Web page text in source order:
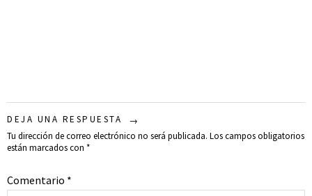
DEJA UNA RESPUESTA
Tu dirección de correo electrónico no será publicada. Los campos obligatorios
están marcados con *
Comentario *